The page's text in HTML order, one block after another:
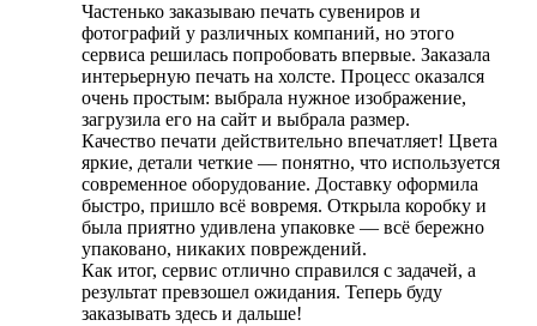
Частенько заказываю печать сувениров и
фотографий у различных компаний, но этого
сервиса решилась попробовать впервые. Заказала
интерьерную печать на холсте. Процесс оказался
очень простым: выбрала нужное изображение,
загрузила его на сайт и выбрала размер.
Качество печати действительно впечатляет! Цвета
яркие, детали четкие — понятно, что используется
современное оборудование. Доставку оформила
быстро, пришло всё вовремя. Открыла коробку и
была приятно удивлена упаковке — всё бережно
упаковано, никаких повреждений.
Как итог, сервис отлично справился с задачей, а
результат превзошел ожидания. Теперь буду
заказывать здесь и дальше!